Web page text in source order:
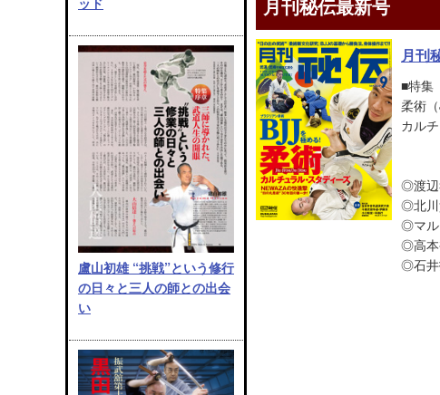
盧山初雄 “挑戦”という修行
の日々と三人の師との出会
い
月刊秘伝最新号
月刊
■特集
柔術
カル
◎渡辺
◎北川
◎マル
◎高本
◎石井